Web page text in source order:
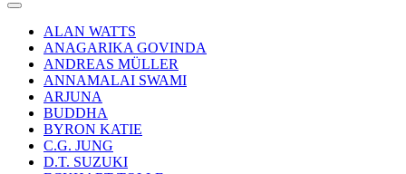
ALAN WATTS
ANAGARIKA GOVINDA
ANDREAS MÜLLER
ANNAMALAI SWAMI
ARJUNA
BUDDHA
BYRON KATIE
C.G. JUNG
D.T. SUZUKI